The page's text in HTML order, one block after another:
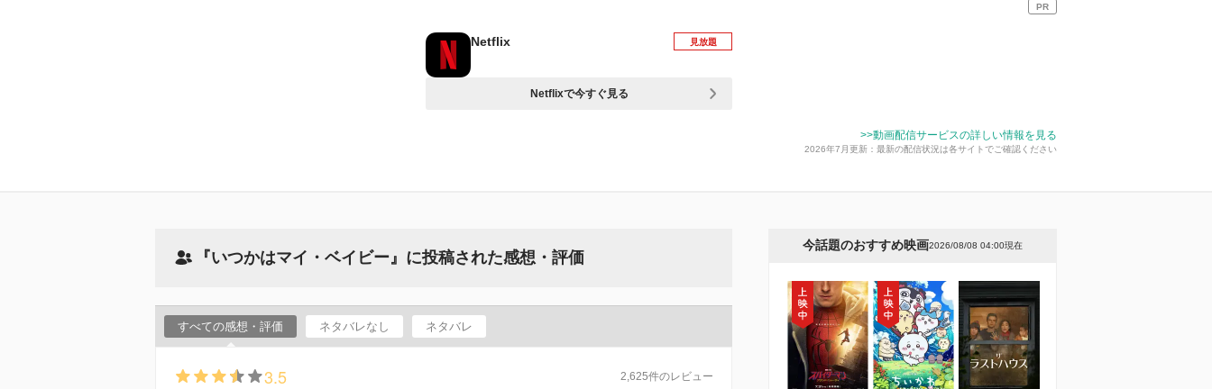
PR
Netflix 見放題
Netflixで今すぐ見る
>>動画配信サービスの詳しい情報を見る
2026年7月更新：最新の配信状況は各サイトでご確認ください
『いつかはマイ・ベイビー』に投稿された感想・評価
すべての感想・評価 ネタバレなし ネタバレ
3.5 2,625件のレビュー
今話題のおすすめ映画2026/08/08 04:00現在